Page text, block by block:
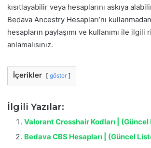
kısıtlayabilir veya hesaplarını askıya
Bedava Ancestry Hesapları’nı
hesapların paylaşımı ve kullanımı ile ilgili
anlamalısınız.
İçerikler göster
İlgili Yazılar:
Valorant Crosshair Kodları | (Güncel
Bedava CBS Hesapları | (Güncel